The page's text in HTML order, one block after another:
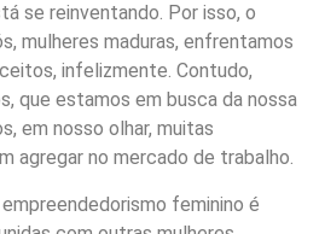
se reinventando. Por isso, o
mulheres maduras, enfrentamos
infelizmente. Contudo,
que estamos em busca da nossa
em nosso olhar, muitas
agregar no mercado de trabalho.
feminino é